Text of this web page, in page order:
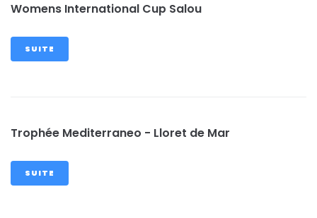
Womens International Cup Salou
SUITE
Trophée Mediterraneo - Lloret de Mar
SUITE